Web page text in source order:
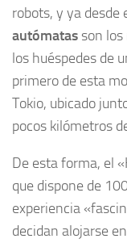
robots, y ya
autómatas son
los huéspedes de
primero de esta
Tokio, ubicado
pocos kilómetros
De esta forma, el
que dispone de
experiencia
decidan alojarse